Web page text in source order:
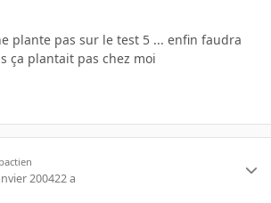
plante pas sur le test 5 ... enfin faudra
ça plantait pas chez moi
200422 a